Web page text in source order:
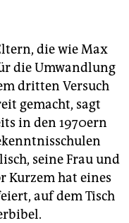
die wie Max
die Umwandlung
dritten Versuch
gemacht, sagt
in den 1970ern
seine Frau und
Kurzem hat eines
auf dem Tisch